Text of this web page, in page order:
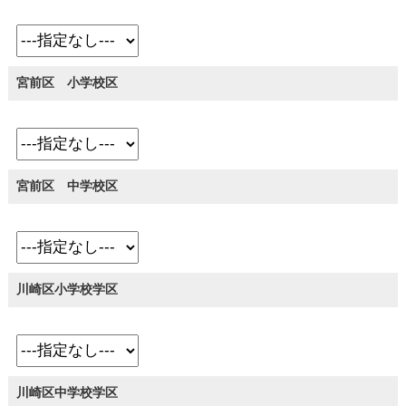
宮前区 小学校区
宮前区 中学校区
川崎区小学校学区
川崎区中学校学区